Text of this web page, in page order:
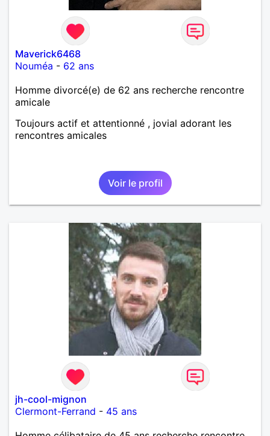
Maverick6468
Nouméa - 62 ans
Homme divorcé(e) de 62 ans recherche rencontre
amicale
Toujours actif et attentionné , jovial adorant les
rencontres amicales
Voir le profil
jh-cool-mignon
Clermont-Ferrand - 45 ans